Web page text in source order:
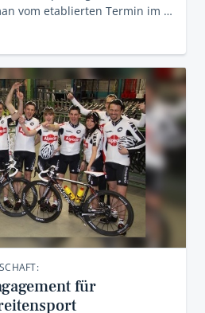
vom etablierten Termin im …
für